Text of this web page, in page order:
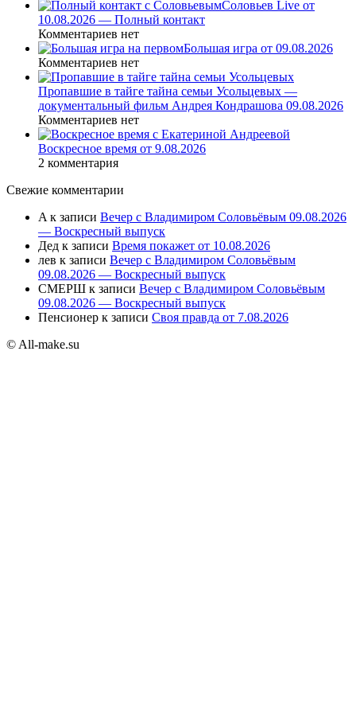
Соловьев Live от
10.08.2026 — Полный контакт
Комментариев нет
Большая игра от 09.08.2026
Комментариев нет
Пропавшие в тайге тайна семьи Усольцевых —
документальный фильм Андрея Кондрашова 09.08.2026
Комментариев нет
Воскресное время от 9.08.2026
2 комментария
Свежие комментарии
A к записи Вечер с Владимиром Соловьёвым 09.08.2026
— Воскресный выпуск
Дед к записи Время покажет от 10.08.2026
лев к записи Вечер с Владимиром Соловьёвым
09.08.2026 — Воскресный выпуск
СМЕРШ к записи Вечер с Владимиром Соловьёвым
09.08.2026 — Воскресный выпуск
Пенсионер к записи Своя правда от 7.08.2026
© All-make.su